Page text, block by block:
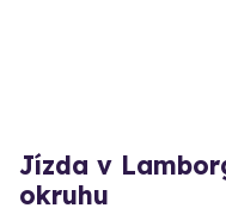
Jízda v
okruhu